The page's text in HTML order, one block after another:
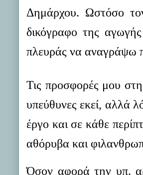
Δημάρχου. Ωστόσο
δικόγραφο της
πλευράς να αναγράψω
Τις προσφορές μου
υπεύθυνες εκεί, αλλά
έργο και σε κάθε
αθόρυβα και
Όσον αφορά την υπ.